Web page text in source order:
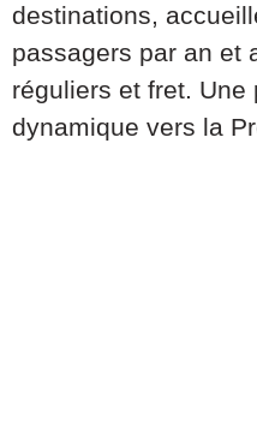
destinations,
passagers par an et
réguliers et fret. Une
dynamique vers la